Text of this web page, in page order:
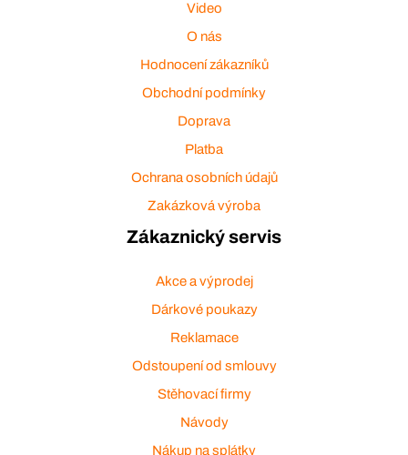
Video
O nás
Hodnocení zákazníků
Obchodní podmínky
Doprava
Platba
Ochrana osobních údajů
Zakázková výroba
Zákaznický servis
Akce a výprodej
Dárkové poukazy
Reklamace
Odstoupení od smlouvy
Stěhovací firmy
Návody
Nákup na splátky